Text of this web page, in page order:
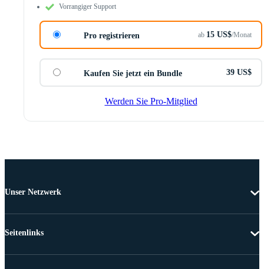
Vorrangiger Support
Pro registrieren ab 15 US$/Monat
Kaufen Sie jetzt ein Bundle 39 US$
Werden Sie Pro-Mitglied
Unser Netzwerk
Seitenlinks